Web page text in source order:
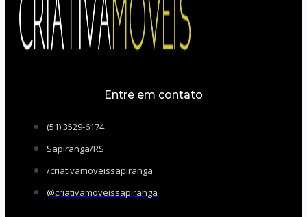
Entre em contato
(51) 3529-6174
Sapiranga/RS
/criativamoveissapiranga
@criativamoveissapiranga